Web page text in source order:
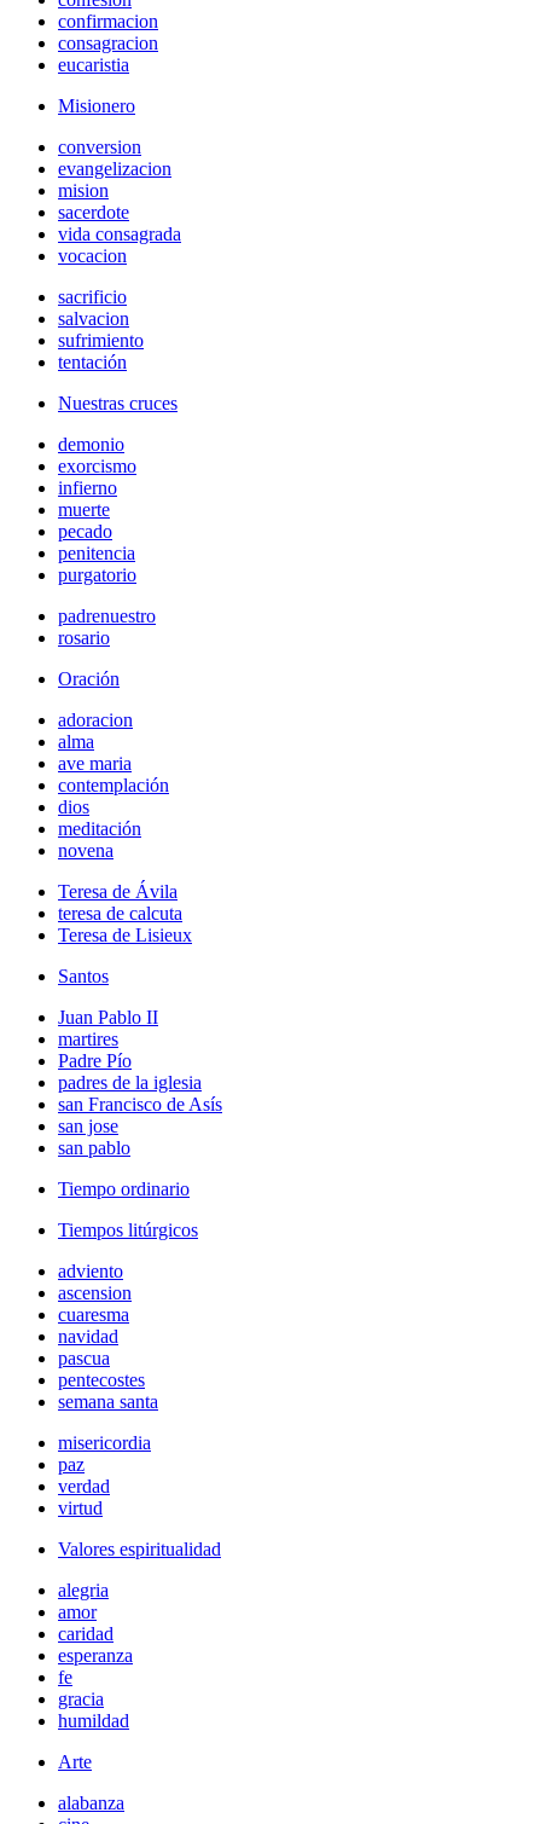
confirmacion
consagracion
eucaristia
Misionero
conversion
evangelizacion
mision
sacerdote
vida consagrada
vocacion
sacrificio
salvacion
sufrimiento
tentación
Nuestras cruces
demonio
exorcismo
infierno
muerte
pecado
penitencia
purgatorio
padrenuestro
rosario
Oración
adoracion
alma
ave maria
contemplación
dios
meditación
novena
Teresa de Ávila
teresa de calcuta
Teresa de Lisieux
Santos
Juan Pablo II
martires
Padre Pío
padres de la iglesia
san Francisco de Asís
san jose
san pablo
Tiempo ordinario
Tiempos litúrgicos
adviento
ascension
cuaresma
navidad
pascua
pentecostes
semana santa
misericordia
paz
verdad
virtud
Valores espiritualidad
alegria
amor
caridad
esperanza
fe
gracia
humildad
Arte
alabanza